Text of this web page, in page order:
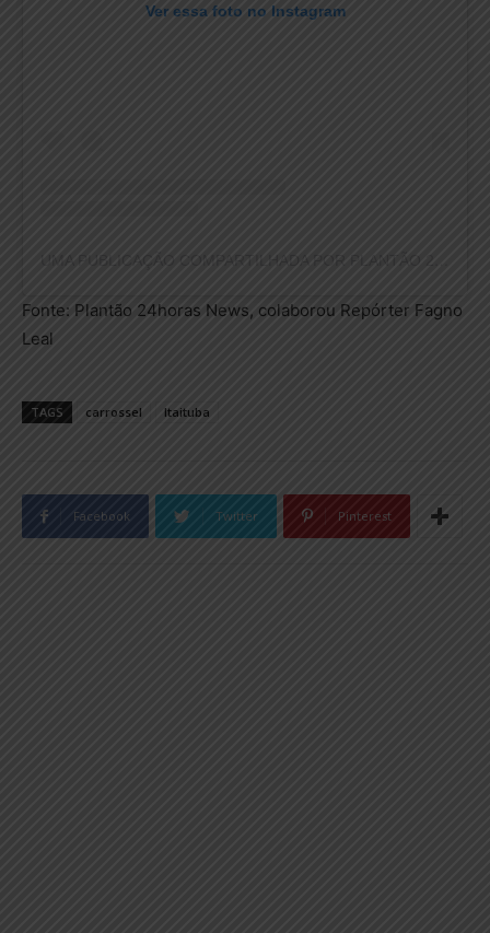
Ver essa foto no Instagram
Fonte: Plantão 24horas News, colaborou Repórter Fagno
Leal
TAGS carrossel Itaituba
Facebook Twitter Pinterest